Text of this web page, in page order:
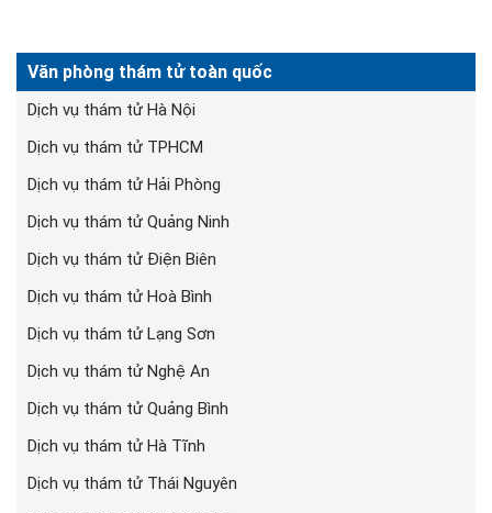
Văn phòng thám tử toàn quốc
Dịch vụ thám tử Hà Nội
Dịch vụ thám tử TPHCM
Dịch vụ thám tử Hải Phòng
Dịch vụ thám tử Quảng Ninh
Dịch vụ thám tử Điện Biên
Dịch vụ thám tử Hoà Bình
Dịch vụ thám tử Lạng Sơn
Dịch vụ thám tử Nghệ An
Dịch vụ thám tử Quảng Bình
Dịch vụ thám tử Hà Tĩnh
Dịch vụ thám tử Thái Nguyên